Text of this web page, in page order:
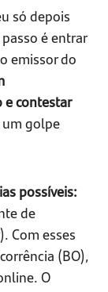
só depois
é entrar
emissor do
contestar
golpe
possíveis:
de
Com esses
(BO),
O